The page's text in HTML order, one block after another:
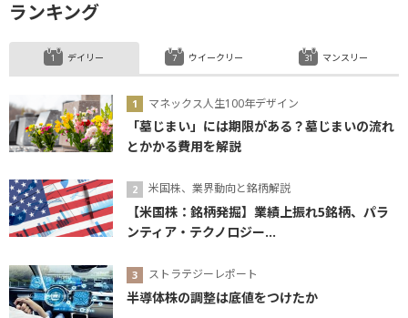
ランキング
デイリー
マネックス人生100年デザイン
「墓じまい」には期限がある？墓じまいの流れ
とかかる費用を解説
米国株、業界動向と銘柄解説
【米国株：銘柄発掘】業績上振れ5銘柄、パラ
ンティア・テクノロジー...
ストラテジーレポート
半導体株の調整は底値をつけたか
ウイークリー マンスリー